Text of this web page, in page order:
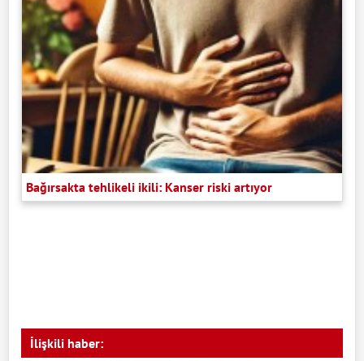
Bağırsakta tehlikeli ikili: Kanser riski artıyor
İlişkili haber: